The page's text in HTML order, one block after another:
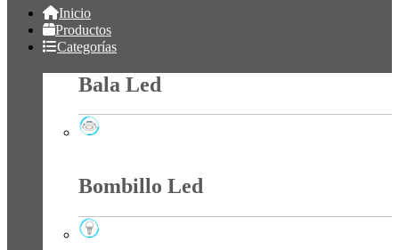
Inicio
Productos
Categorías
Bala Led
Bombillo Led